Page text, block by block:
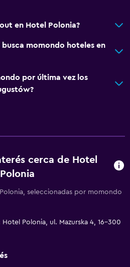
en Hotel Polonia?
momondo hoteles en
por última vez los
cerca de Hotel
Polonia
seleccionadas por momondo
Polonia, ul. Mazurska 4, 16-300